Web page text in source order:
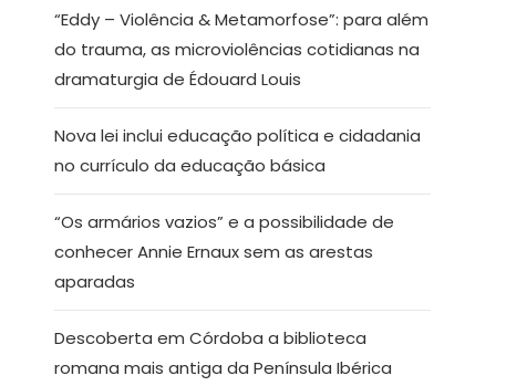
“Eddy – Violência & Metamorfose”: para além
do trauma, as microviolências cotidianas na
dramaturgia de Édouard Louis
Nova lei inclui educação política e cidadania
no currículo da educação básica
“Os armários vazios” e a possibilidade de
conhecer Annie Ernaux sem as arestas
aparadas
Descoberta em Córdoba a biblioteca
romana mais antiga da Península Ibérica